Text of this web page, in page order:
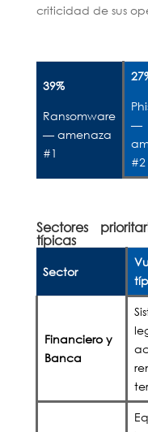
criticidad de sus
39%
Ransomware
— amenaza
#1
—
#2
Sectores
típicas
Sector
V
Financiero y
Banca